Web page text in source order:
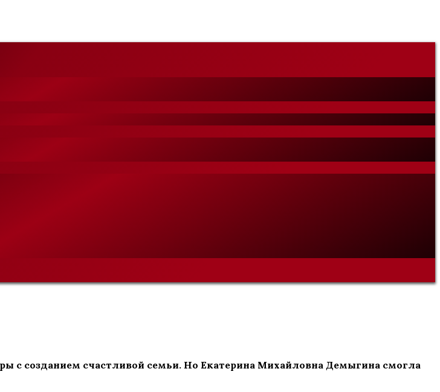
с созданием счастливой семьи. Но Екатерина Михайловна Демыгина смогла